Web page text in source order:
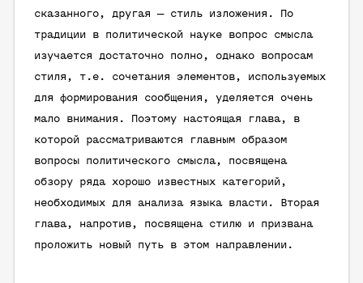
сказанного, другая — стиль изложения. По
традиции в политической науке вопрос смысла
изучается достаточно полно, однако вопросам
стиля, т.е. сочетания элементов, используемых
для формирования сообщения, уделяется очень
мало внимания. Поэтому настоящая глава, в
которой рассматриваются главным образом
вопросы политического смысла, посвящена
обзору ряда хорошо известных категорий,
необходимых для анализа языка власти. Вторая
глава, напротив, посвящена стилю и призвана
проложить новый путь в этом направлении.